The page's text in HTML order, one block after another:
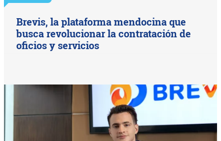
Brevis, la plataforma mendocina que
busca revolucionar la contratación de
oficios y servicios